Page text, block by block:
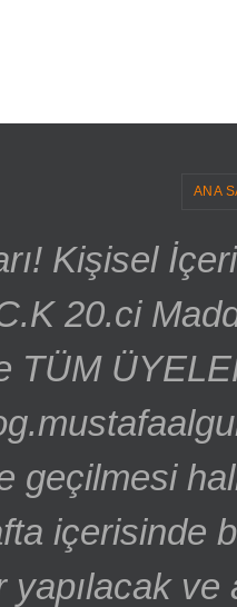
ANA
Kişisel
20.ci
TÜM
geçilmesi
içerisinde
ve